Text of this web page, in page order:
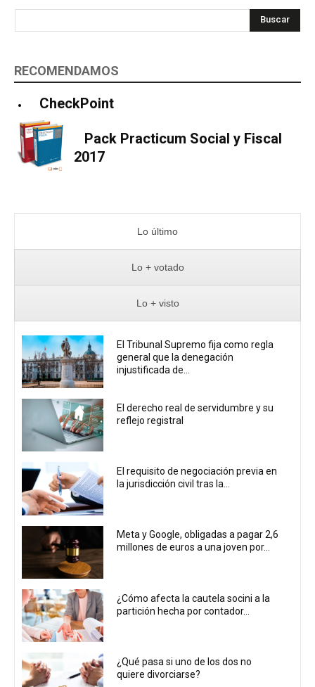
Buscar
RECOMENDAMOS
CheckPoint
Pack Practicum Social y Fiscal
2017
Lo último
Lo + votado
Lo + visto
El Tribunal Supremo fija como regla
general que la denegación
injustificada de...
El derecho real de servidumbre y su
reflejo registral
El requisito de negociación previa en
la jurisdicción civil tras la...
Meta y Google, obligadas a pagar 2,6
millones de euros a una joven por...
¿Cómo afecta la cautela socini a la
partición hecha por contador...
¿Qué pasa si uno de los dos no
quiere divorciarse?